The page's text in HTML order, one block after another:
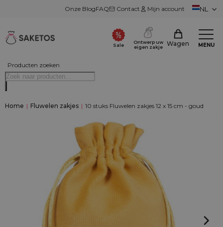
Onze BlogFAQ Contact Mijn account NL
Producten zoeken
Sale
Ontwerp uw
eigen zakje
Wagen MENU
Home | Fluwelen zakjes | 10 stuks Fluwelen zakjes 12 x 15 cm - goud